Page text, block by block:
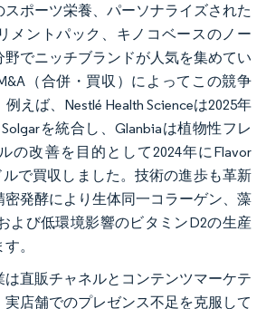
スポーツ栄養、パーソナライズされた
メントパック、キノコベースのノー
野でニッチブランドが人気を集めてい
（合併・買収）によってこの競争
えば、Nestlé Health Scienceは2025年
を統合し、Glanbiaは植物性フレ
の改善を目的として2024年にFlavor
ルで買収しました。技術の進歩も革新
密発酵により生体同一コラーゲン、藻
よび低環境影響のビタミンD2の生産
。
直販チャネルとコンテンツマーケテ
実店舗でのプレゼンス不足を克服して